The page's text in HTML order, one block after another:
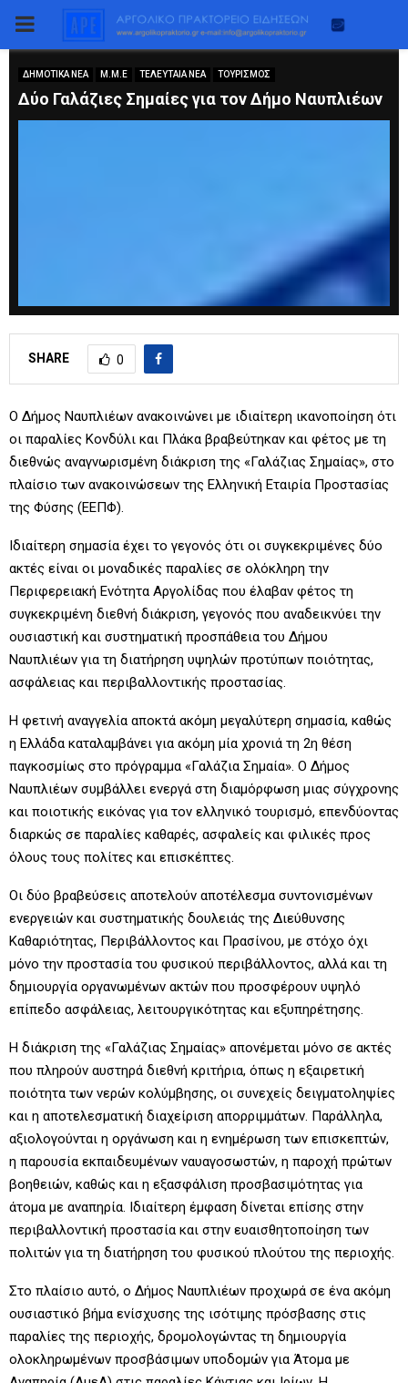
PRIMARY
MENU
ΔΗΜΟΤΙΚΑ ΝΕΑ Μ.Μ.Ε ΤΕΛΕΥΤΑΙΑ ΝΕΑ ΤΟΥΡΙΣΜΟΣ
Δύο Γαλάζιες Σημαίες για τον Δήμο Ναυπλιέων
SHARE 0
Ο Δήμος Ναυπλιέων ανακοινώνει με ιδιαίτερη ικανοποίηση ότι
οι παραλίες Κονδύλι και Πλάκα βραβεύτηκαν και φέτος με τη
διεθνώς αναγνωρισμένη διάκριση της «Γαλάζιας Σημαίας», στο
πλαίσιο των ανακοινώσεων της Ελληνική Εταιρία Προστασίας
της Φύσης (ΕΕΠΦ).
Ιδιαίτερη σημασία έχει το γεγονός ότι οι συγκεκριμένες δύο
ακτές είναι οι μοναδικές παραλίες σε ολόκληρη την
Περιφερειακή Ενότητα Αργολίδας που έλαβαν φέτος τη
συγκεκριμένη διεθνή διάκριση, γεγονός που αναδεικνύει την
ουσιαστική και συστηματική προσπάθεια του Δήμου
Ναυπλιέων για τη διατήρηση υψηλών προτύπων ποιότητας,
ασφάλειας και περιβαλλοντικής προστασίας.
Η φετινή αναγγελία αποκτά ακόμη μεγαλύτερη σημασία, καθώς
η Ελλάδα καταλαμβάνει για ακόμη μία χρονιά τη 2η θέση
παγκοσμίως στο πρόγραμμα «Γαλάζια Σημαία». Ο Δήμος
Ναυπλιέων συμβάλλει ενεργά στη διαμόρφωση μιας σύγχρονης
και ποιοτικής εικόνας για τον ελληνικό τουρισμό, επενδύοντας
διαρκώς σε παραλίες καθαρές, ασφαλείς και φιλικές προς
όλους τους πολίτες και επισκέπτες.
Οι δύο βραβεύσεις αποτελούν αποτέλεσμα συντονισμένων
ενεργειών και συστηματικής δουλειάς της Διεύθυνσης
Καθαριότητας, Περιβάλλοντος και Πρασίνου, με στόχο όχι
μόνο την προστασία του φυσικού περιβάλλοντος, αλλά και τη
δημιουργία οργανωμένων ακτών που προσφέρουν υψηλό
επίπεδο ασφάλειας, λειτουργικότητας και εξυπηρέτησης.
Η διάκριση της «Γαλάζιας Σημαίας» απονέμεται μόνο σε ακτές
που πληρούν αυστηρά διεθνή κριτήρια, όπως η εξαιρετική
ποιότητα των νερών κολύμβησης, οι συνεχείς δειγματοληψίες
και η αποτελεσματική διαχείριση απορριμμάτων. Παράλληλα,
αξιολογούνται η οργάνωση και η ενημέρωση των επισκεπτών,
η παρουσία εκπαιδευμένων ναυαγοσωστών, η παροχή πρώτων
βοηθειών, καθώς και η εξασφάλιση προσβασιμότητας για
άτομα με αναπηρία. Ιδιαίτερη έμφαση δίνεται επίσης στην
περιβαλλοντική προστασία και στην ευαισθητοποίηση των
πολιτών για τη διατήρηση του φυσικού πλούτου της περιοχής.
Στο πλαίσιο αυτό, ο Δήμος Ναυπλιέων προχωρά σε ένα ακόμη
ουσιαστικό βήμα ενίσχυσης της ισότιμης πρόσβασης στις
παραλίες της περιοχής, δρομολογώντας τη δημιουργία
ολοκληρωμένων προσβάσιμων υποδομών για Άτομα με